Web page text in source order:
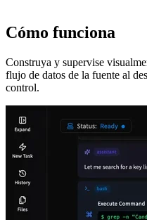
Cómo funciona
Construya y supervise
flujo de datos de la fuente al
control.